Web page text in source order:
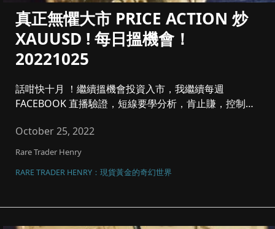
真正無懼大市 PRICE ACTION 炒
XAUUSD ! 每日搵機會！
20221025
話咁快十月 ！繼續搵機會投資入市，我繼續每週
FACEBOOK 直播驗證，短線要學分析，肯止賺，控制注
October 25, 2022
Rare Trader Henry
RARE TRADER HENRY：現貨黃金的奇幻世界